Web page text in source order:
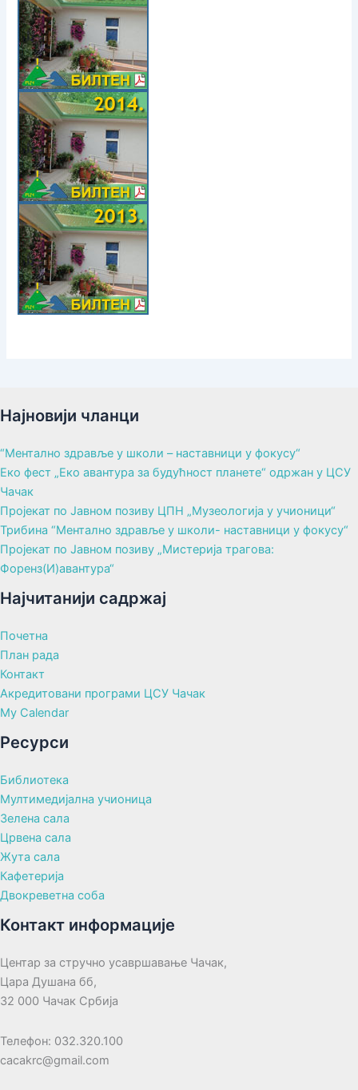
Најновији чланци
“Ментално здравље у школи – наставници у фокусу“
Еко фест „Еко авантура за будућност планете“ одржан у ЦСУ
Чачак
Пројекат по Јавном позиву ЦПН „Музеологија у учионици“
Трибина “Ментално здравље у школи- наставници у фокусу“
Пројекат по Јавном позиву „Мистерија трагова:
Форенз(И)авантура“
Најчитанији садржај
Почетна
План рада
Контакт
Акредитовани програми ЦСУ Чачак
My Calendar
Ресурси
Библиотека
Мултимедијална учионица
Зелена сала
Црвена сала
Жута сала
Кафетерија
Двокреветна соба
Контакт информације
Центар за стручно усавршавање Чачак,
Цара Душана бб,
32 000 Чачак Србија
Телефон: 032.320.100
cacakrc@gmail.com